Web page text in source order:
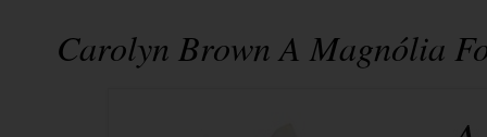
Carolyn Brown A ​Magnólia